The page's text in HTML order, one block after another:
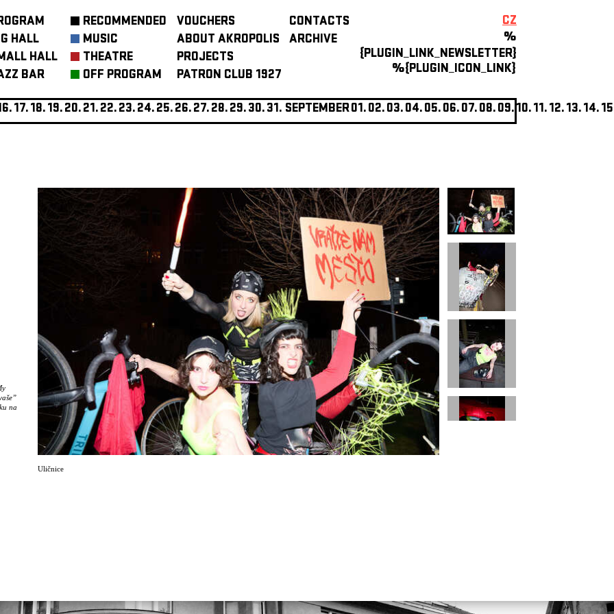
HALL
HALL
BAR
RECOMMENDED
MUSIC
THEATRE
OFF PROGRAM
VOUCHERS
ABOUT AKROPOLIS
PROJECTS
PATRON CLUB 1927
CONTACTS
ARCHIVE
CZ
%
{PLUGIN_LINK_NEWSLETTER}
%{PLUGIN_ICON_LINK}
17.18.19.20.21.22.23.24.25.26.27.28.29.30.31. SEPTEMBER01.02.03.04.05.06.07.08.09.10.11.12.13.14.
na
je
Uličnice